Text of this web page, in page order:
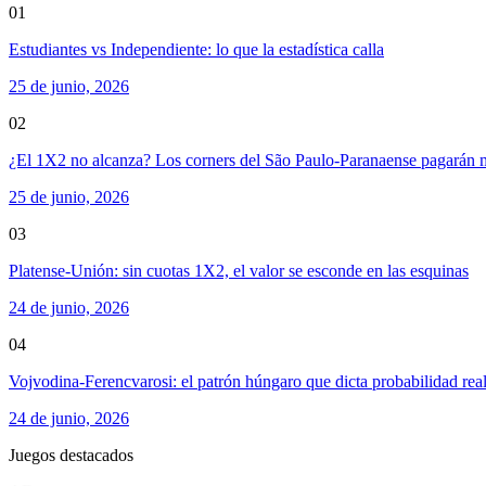
01
Estudiantes vs Independiente: lo que la estadística calla
25 de junio, 2026
02
¿El 1X2 no alcanza? Los corners del São Paulo-Paranaense pagarán
25 de junio, 2026
03
Platense-Unión: sin cuotas 1X2, el valor se esconde en las esquinas
24 de junio, 2026
04
Vojvodina-Ferencvarosi: el patrón húngaro que dicta probabilidad real
24 de junio, 2026
Juegos destacados